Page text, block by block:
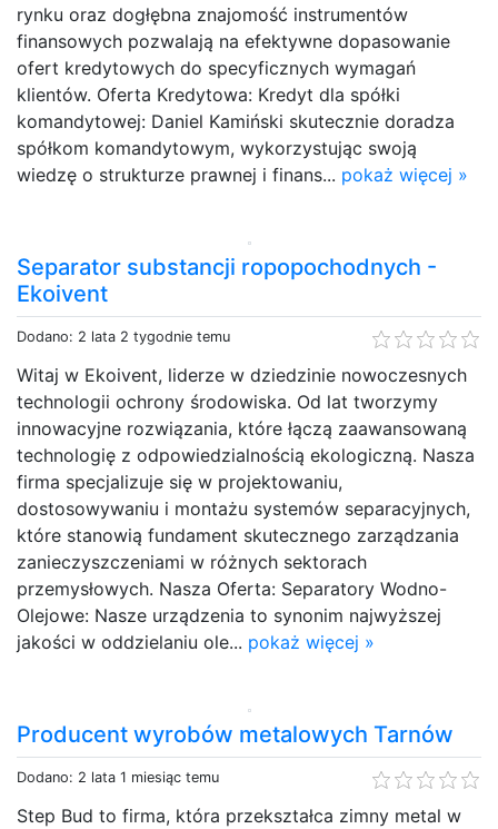
rynku oraz dogłębna znajomość instrumentów
finansowych pozwalają na efektywne dopasowanie
ofert kredytowych do specyficznych wymagań
klientów. Oferta Kredytowa: Kredyt dla spółki
komandytowej: Daniel Kamiński skutecznie doradza
spółkom komandytowym, wykorzystując swoją
wiedzę o strukturze prawnej i finans... pokaż więcej »
Separator substancji ropopochodnych -
Ekoivent
Dodano: 2 lata 2 tygodnie temu
Witaj w Ekoivent, liderze w dziedzinie nowoczesnych
technologii ochrony środowiska. Od lat tworzymy
innowacyjne rozwiązania, które łączą zaawansowaną
technologię z odpowiedzialnością ekologiczną. Nasza
firma specjalizuje się w projektowaniu,
dostosowywaniu i montażu systemów separacyjnych,
które stanowią fundament skutecznego zarządzania
zanieczyszczeniami w różnych sektorach
przemysłowych. Nasza Oferta: Separatory Wodno-
Olejowe: Nasze urządzenia to synonim najwyższej
jakości w oddzielaniu ole... pokaż więcej »
Producent wyrobów metalowych Tarnów
Dodano: 2 lata 1 miesiąc temu
Step Bud to firma, która przekształca zimny metal w